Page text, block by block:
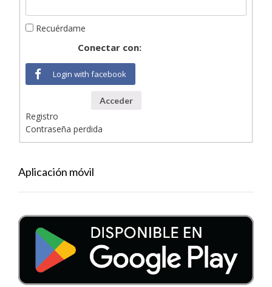
Recuérdame
Conectar con:
Login with facebook
Acceder
Registro
Contraseña perdida
Aplicación móvil